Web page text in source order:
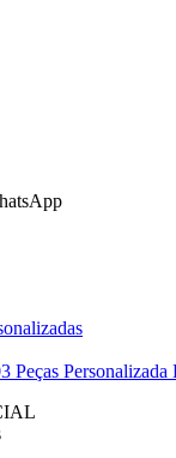
Peças Personalizada